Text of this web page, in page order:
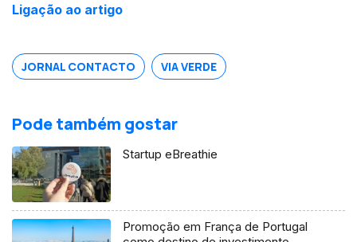
Ligação ao artigo
JORNAL CONTACTO VIA VERDE
Pode também gostar
Startup eBreathie
Promoção em França de Portugal